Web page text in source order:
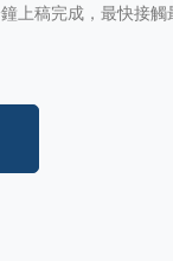
上稿完成，最快接觸